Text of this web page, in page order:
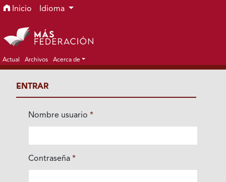
Ir al menú de navegación principal
Ir al contenido principal
Ir al pie de página del sitio
Inicio Idioma
Actual Archivos Acerca de
ENTRAR
Nombre usuario*
Obligatorio
Contraseña*
Obligatorio